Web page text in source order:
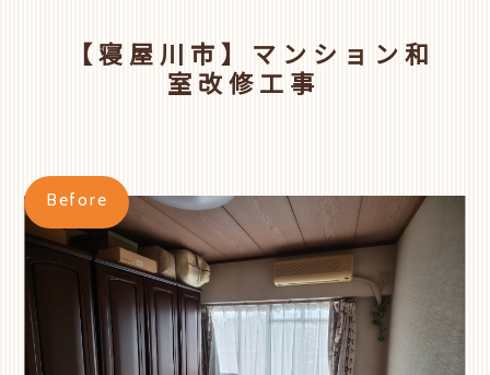
【寝屋川市】マンション和
室改修工事
Before